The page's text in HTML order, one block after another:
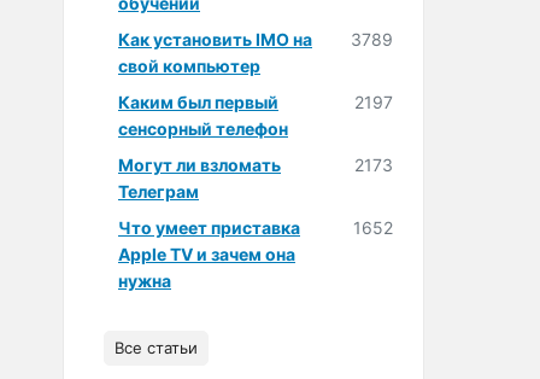
Как установить IMO на
свой компьютер
3789
Каким был первый
сенсорный телефон
2197
Могут ли взломать
Телеграм
2173
Что умеет приставка
Apple TV и зачем она
нужна
1652
Все статьи